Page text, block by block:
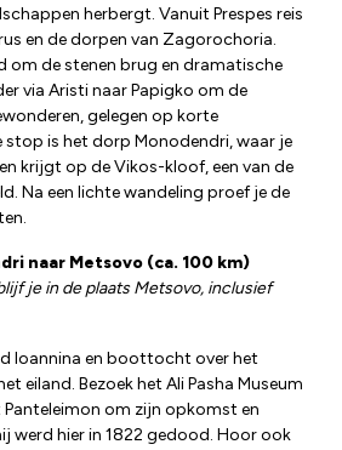
herbergt. Vanuit Prespes reis
en de dorpen van Zagorochoria.
om de stenen brug en dramatische
via Aristi naar Papigko om de
gelegen op korte
is het dorp Monodendri, waar je
krijgt op de Vikos-kloof, een van de
Na een lichte wandeling proef je de
naar Metsovo (ca. 100 km)
je in de plaats Metsovo, inclusief
Ioannina en boottocht over het
eiland. Bezoek het Ali Pasha Museum
om zijn opkomst en
werd hier in 1822 gedood. Hoor ook